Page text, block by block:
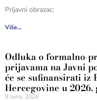
Prijavni obrazac:
Više...
Odluka o formalno-
prijavama na Javni
će se sufinansirati iz
Hercegovine u 2026.
9 Juna, 2026